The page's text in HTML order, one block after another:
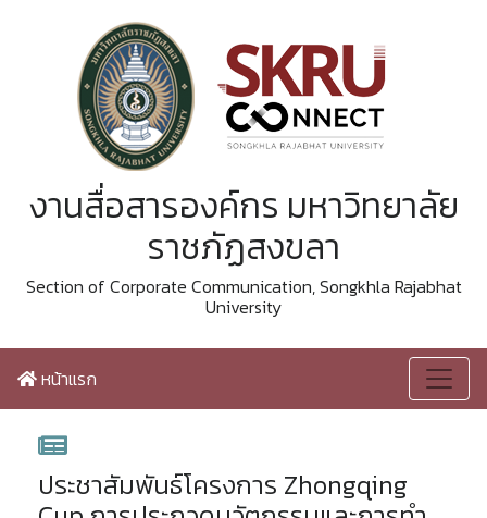
งานสื่อสารองค์กร มหาวิทยาลัย
ราชภัฏสงขลา
Section of Corporate Communication, Songkhla Rajabhat
University
หน้าแรก
ประชาสัมพันธ์โครงการ Zhongqing